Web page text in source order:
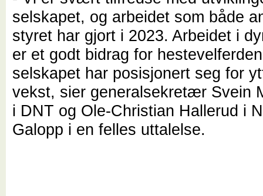
selskapet, og arbeidet som både
styret har gjort i 2023. Arbeidet i
er et godt bidrag for
selskapet har posisjonert seg for
vekst, sier generalsekretær Svein
i DNT og Ole-Christian Hallerud i
Galopp i en felles uttalelse.